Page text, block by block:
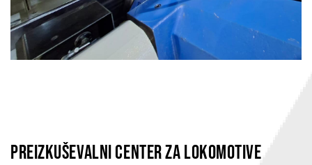
PREIZKUŠEVALNI CENTER ZA LOKOMOTIVE